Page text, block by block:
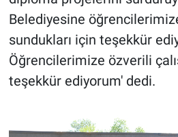
Belediyesine
sundukları için teşekkür
Öğrencilerimize özverili
teşekkür ediyorum' dedi.